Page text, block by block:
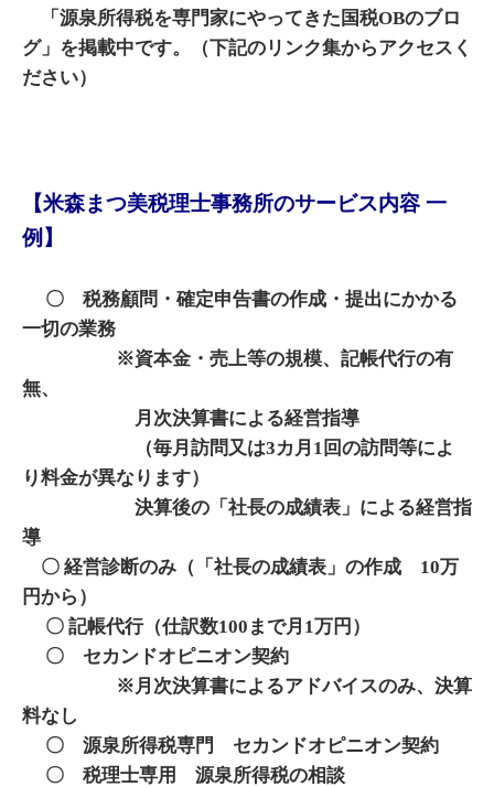
「源泉所得税を専門家にやってきた国税OBのブロ
グ」を掲載中です。（下記のリンク集からアクセスく
ださい）
【米森まつ美税理士事務所のサービス内容 一
例】
〇 税務顧問・確定申告書の作成・提出にかかる
一切の業務
※資本金・売上等の規模、記帳代行の有
無、
月次決算書による経営指導
（毎月訪問又は3カ月1回の訪問等によ
り料金が異なります）
決算後の「社長の成績表」による経営指
導
〇 経営診断のみ（「社長の成績表」の作成 10万
円から）
〇 記帳代行（仕訳数100まで月1万円）
〇 セカンドオピニオン契約
※月次決算書によるアドバイスのみ、決算
料なし
〇 源泉所得税専門 セカンドオピニオン契約
〇 税理士専用 源泉所得税の相談